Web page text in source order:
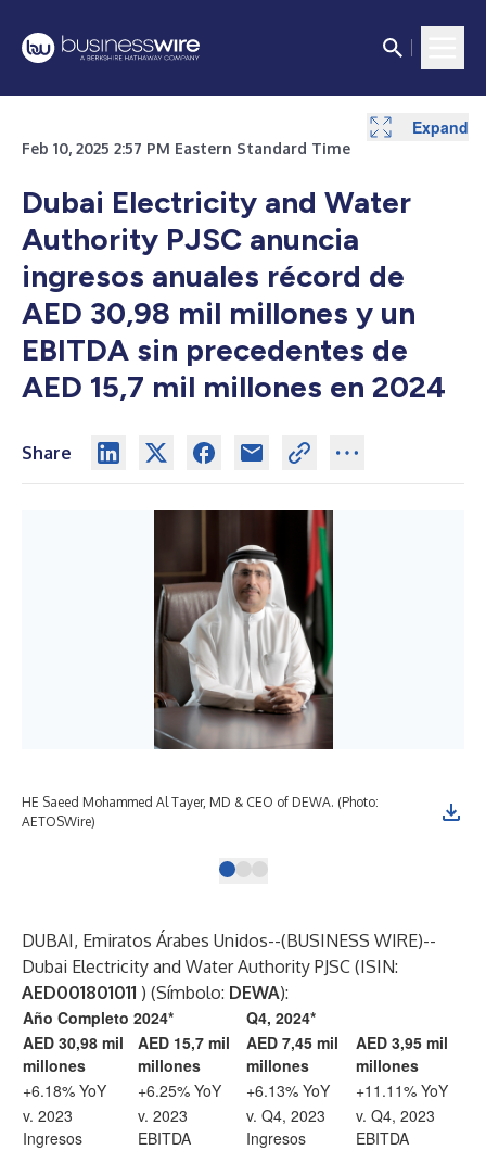
Feb 10, 2025 2:57 PM Eastern Standard Time
Dubai Electricity and Water
Authority PJSC anuncia
ingresos anuales récord de
AED 30,98 mil millones y un
EBITDA sin precedentes de
AED 15,7 mil millones en 2024
Share
HE Saeed Mohammed Al Tayer, MD & CEO of DEWA. (Photo:
AETOSWire)
DUBAI, Emiratos Árabes Unidos--(BUSINESS WIRE)--
Dubai Electricity and Water Authority PJSC (ISIN:
AED001801011 ) (Símbolo: DEWA):
Año Completo 2024*
Q4, 2024*
AED 30,98 mil
millones
AED 15,7 mil
millones
AED 7,45 mil
millones
AED 3,95 mil
millones
+6.18% YoY
+6.25% YoY +6.13% YoY
+11.11% YoY
v. 2023
Ingresos
v. 2023
EBITDA
v. Q4, 2023
Ingresos
v. Q4, 2023
EBITDA
Expand